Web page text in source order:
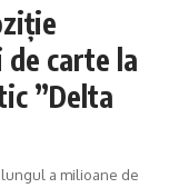
de carte la
”Delta
a milioane de